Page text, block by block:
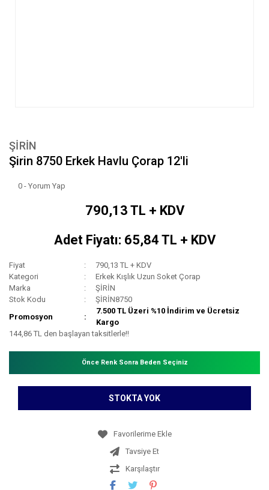
ŞİRİN
Şirin 8750 Erkek Havlu Çorap 12'li
0 - Yorum Yap
790,13 TL + KDV
Adet Fiyatı: 65,84 TL + KDV
Fiyat
790,13 TL + KDV
Kategori
Erkek Kışlık Uzun Soket Çorap
Marka
ŞİRİN
Stok Kodu
ŞİRİN8750
Promosyon
7.500 TL Üzeri %10 İndirim ve Ücretsiz
Kargo
144,86 TL den başlayan taksitlerle!!
Önce Renk Sonra Beden Seçiniz
STOKTA YOK
Tavsiye Et
Karşılaştır